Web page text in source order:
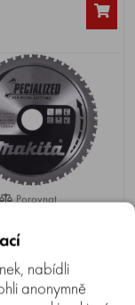
0%
Porovnat
48 zubů
pilový kotouč na kov
kotouče 185
30 mm, 48 zubů,
do 3-7 dnů
nabídli
anonymně